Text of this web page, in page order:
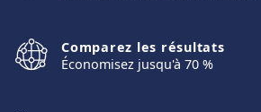
Comparez les résultats
Économisez jusqu'à 70 %